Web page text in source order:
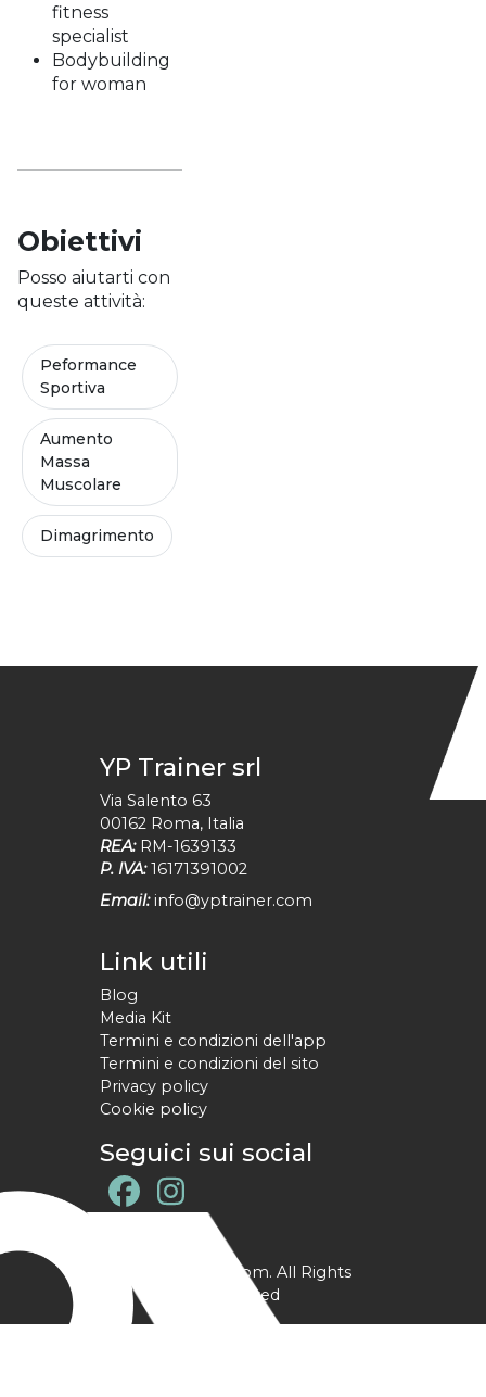
fitness
specialist
Bodybuilding
for woman
Obiettivi
Posso aiutarti con
queste attività:
Peformance
Sportiva
Aumento
Massa
Muscolare
Dimagrimento
YP Trainer srl
Via Salento 63
00162 Roma, Italia
REA: RM-1639133
P. IVA: 16171391002
Email: info@yptrainer.com
Link utili
Blog
Media Kit
Termini e condizioni dell'app
Termini e condizioni del sito
Privacy policy
Cookie policy
Seguici sui social
@ YPtrainer.com. All Rights
Reserved